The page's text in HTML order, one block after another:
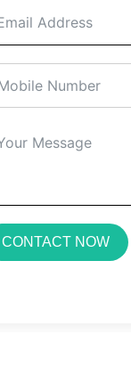
CONTACT NOW